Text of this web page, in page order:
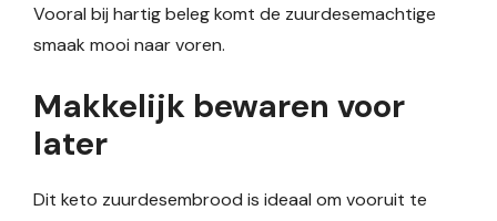
Vooral bij hartig beleg komt de zuurdesemachtige
smaak mooi naar voren.
Makkelijk bewaren voor
later
Dit keto zuurdesembrood is ideaal om vooruit te